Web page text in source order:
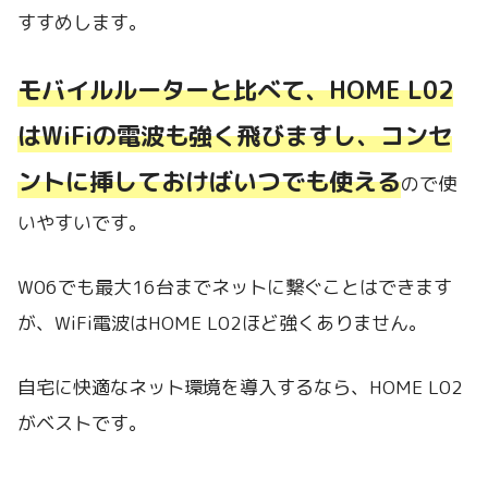
すすめします。
モバイルルーターと比べて、HOME L02
はWiFiの電波も強く飛びますし、コンセ
ントに挿しておけばいつでも使えるので使
いやすいです。
W06でも最大16台までネットに繋ぐことはできます
が、WiFi電波はHOME L02ほど強くありません。
自宅に快適なネット環境を導入するなら、HOME L02
がベストです。